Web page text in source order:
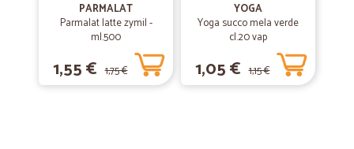
PARMALAT
Parmalat latte zymil -
ml.500
1,55 € 1,75 €
YOGA
Yoga succo mela verde
cl.20 vap
1,05 € 1,15 €